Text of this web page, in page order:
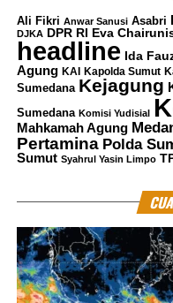
Ali Fikri Anwar Sanusi Asabri
DJKA
DPR RI Eva
headline Ida
Agung KAI Kapolda Sumut
Sumedana Kejagung
Sumedana Komisi Yudisial
Mahkamah Agung
Pertamina Polda
Sumut Syahrul Yasin Limpo